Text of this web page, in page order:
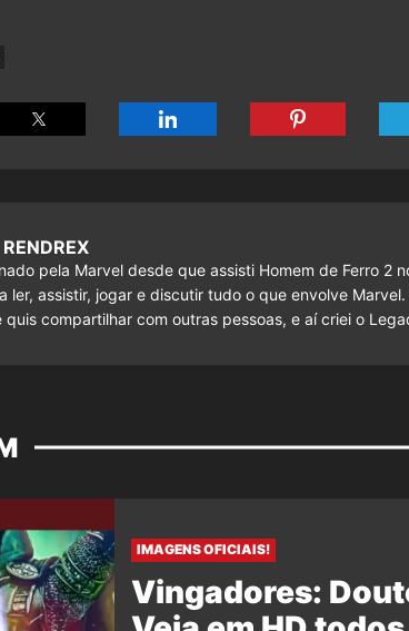
pela Marvel desde que assisti Homem de Ferro 2
ler, assistir, jogar e discutir tudo o que envolve
quis compartilhar com outras pessoas, e aí criei o
IMAGENS OFICIAIS!
Vingadores: